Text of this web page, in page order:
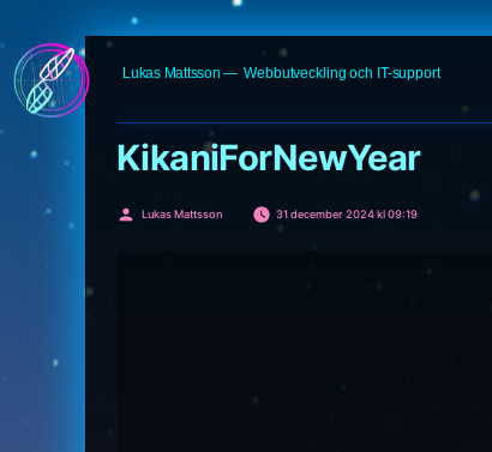
Hoppa
till
Lukas Mattsson Webbutveckling och IT-support
KikaniForNewYear
Publicerat
Lukas Mattsson 31 december 2024 kl 09:19